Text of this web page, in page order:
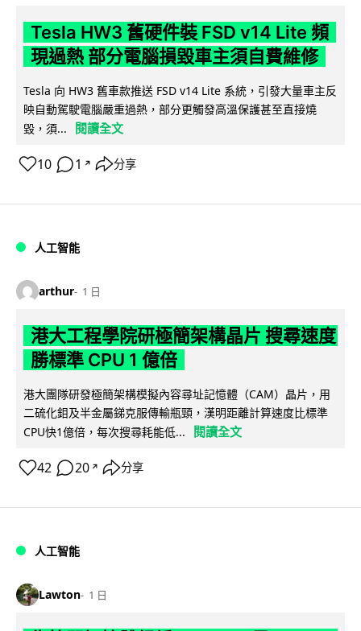
Tesla HW3 舊硬件裝 FSD v14 Lite 頻
現過熱 部分電腦損毀車主須自費維修
Tesla 向 HW3 舊車款推送 FSD v14 Lite 系統，引發大量車主反
映自動駕駛電腦嚴重過熱，部分更觸發高溫保護甚至直接燒
毀，須...
閱讀全文
10 1 ↗ 分享
人工智能
arthur 1 日
港大工程學院研極簡架構晶片 搜尋速度
勝標準 CPU 1 億倍
港大團隊研發極簡架構模擬內容尋址記憶體（CAM）晶片，用
二硫化鉬及半金屬銻克服傳輸瓶頸，漢明距離計算速度比標準
CPU快1億倍，每次搜尋耗能低...
閱讀全文
42 20 ↗ 分享
人工智能
Lawton 1 日